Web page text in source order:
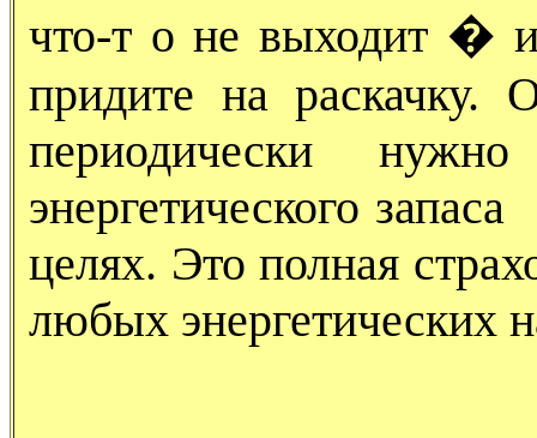
что-т о не выходит � и
придите на раскачку.
периодически
энергетического
целях. Это полная
любых энергетических